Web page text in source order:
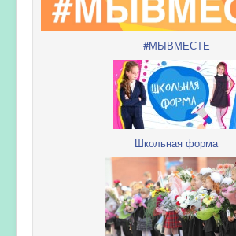
#МЫВМЕСТЕ
Школьная форма